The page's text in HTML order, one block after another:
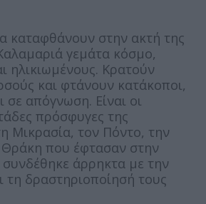
καταφθάνουν στην ακτή της
γεμάτα κόσμο,
ηλικιωμένους. Κρατούν
και φτάνουν κατάκοποι,
σε απόγνωση. Είναι οι
πρόσφυγες της
Μικρασία, τον Πόντο, την
που έφτασαν στην
άρρηκτα με την
τη δραστηριοποίησή τους